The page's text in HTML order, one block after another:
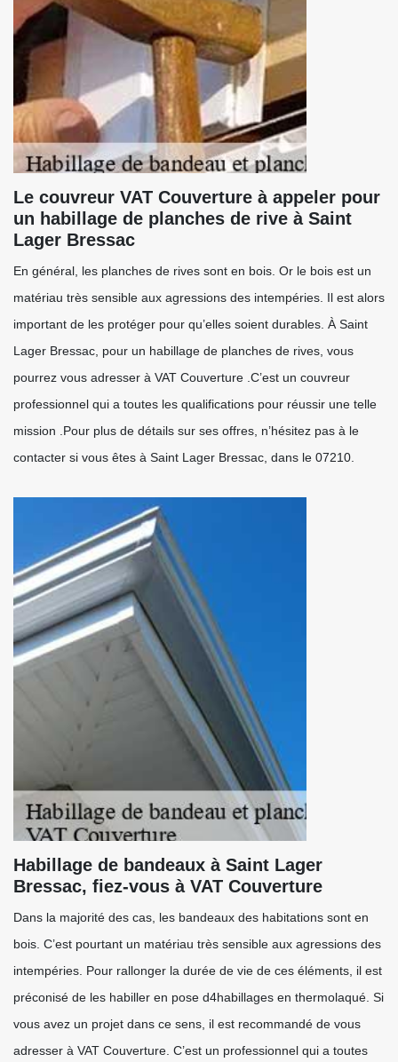
Le couvreur VAT Couverture à appeler pour
un habillage de planches de rive à Saint
Lager Bressac
En général, les planches de rives sont en bois. Or le bois est un
matériau très sensible aux agressions des intempéries. Il est alors
important de les protéger pour qu’elles soient durables. À Saint
Lager Bressac, pour un habillage de planches de rives, vous
pourrez vous adresser à VAT Couverture .C’est un couvreur
professionnel qui a toutes les qualifications pour réussir une telle
mission .Pour plus de détails sur ses offres, n’hésitez pas à le
contacter si vous êtes à Saint Lager Bressac, dans le 07210.
Habillage de bandeaux à Saint Lager
Bressac, fiez-vous à VAT Couverture
Dans la majorité des cas, les bandeaux des habitations sont en
bois. C’est pourtant un matériau très sensible aux agressions des
intempéries. Pour rallonger la durée de vie de ces éléments, il est
préconisé de les habiller en pose d4habillages en thermolaqué. Si
vous avez un projet dans ce sens, il est recommandé de vous
adresser à VAT Couverture. C’est un professionnel qui a toutes